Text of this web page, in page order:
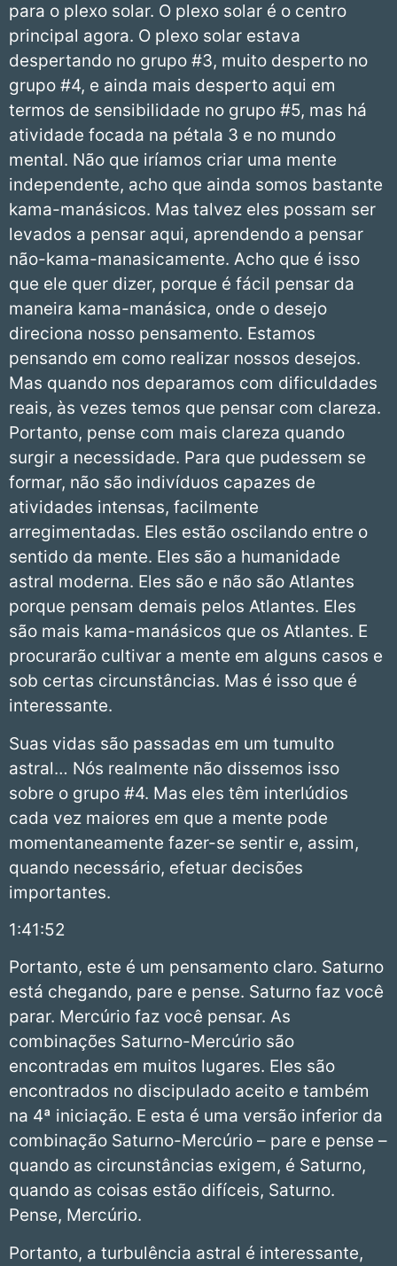
para o plexo solar. O plexo solar é o centro
principal agora. O plexo solar estava
despertando no grupo #3, muito desperto no
grupo #4, e ainda mais desperto aqui em
termos de sensibilidade no grupo #5, mas há
atividade focada na pétala 3 e no mundo
mental. Não que iríamos criar uma mente
independente, acho que ainda somos bastante
kama-manásicos. Mas talvez eles possam ser
levados a pensar aqui, aprendendo a pensar
não-kama-manasicamente. Acho que é isso
que ele quer dizer, porque é fácil pensar da
maneira kama-manásica, onde o desejo
direciona nosso pensamento. Estamos
pensando em como realizar nossos desejos.
Mas quando nos deparamos com dificuldades
reais, às vezes temos que pensar com clareza.
Portanto, pense com mais clareza quando
surgir a necessidade. Para que pudessem se
formar, não são indivíduos capazes de
atividades intensas, facilmente
arregimentadas. Eles estão oscilando entre o
sentido da mente. Eles são a humanidade
astral moderna. Eles são e não são Atlantes
porque pensam demais pelos Atlantes. Eles
são mais kama-manásicos que os Atlantes. E
procurarão cultivar a mente em alguns casos e
sob certas circunstâncias. Mas é isso que é
interessante.
Suas vidas são passadas em um tumulto
astral… Nós realmente não dissemos isso
sobre o grupo #4. Mas eles têm interlúdios
cada vez maiores em que a mente pode
momentaneamente fazer-se sentir e, assim,
quando necessário, efetuar decisões
importantes.
1:41:52
Portanto, este é um pensamento claro. Saturno
está chegando, pare e pense. Saturno faz você
parar. Mercúrio faz você pensar. As
combinações Saturno-Mercúrio são
encontradas em muitos lugares. Eles são
encontrados no discipulado aceito e também
na 4ª iniciação. E esta é uma versão inferior da
combinação Saturno-Mercúrio – pare e pense –
quando as circunstâncias exigem, é Saturno,
quando as coisas estão difíceis, Saturno.
Pense, Mercúrio.
Portanto, a turbulência astral é interessante,